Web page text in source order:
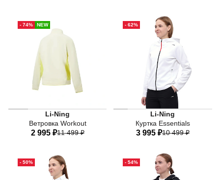
40 42
50
52
40 44
50
52
- 74% NEW
Li-Ning
Ветровка Workout
Женская ветровка Li-Ning из коллекции Workout
2 995 ₽11 499 ₽
40 44
50
52
- 62%
Li-Ning
Куртка Essentials
3 995 ₽10 499 ₽
40 44
50
- 50% - 54%